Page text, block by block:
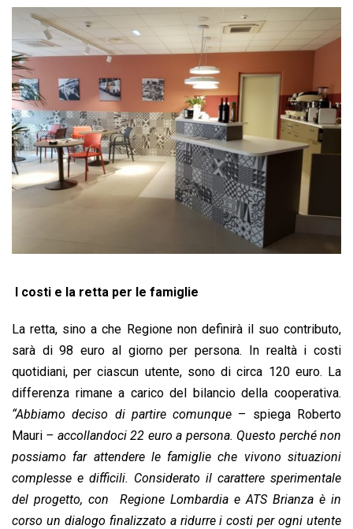
I costi e la retta per le famiglie
La retta, sino a che Regione non definirà il suo contributo,
sarà di 98 euro al giorno per persona. In realtà i costi
quotidiani, per ciascun utente, sono di circa 120 euro. La
differenza rimane a carico del bilancio della cooperativa.
“Abbiamo deciso di partire comunque – spiega Roberto
Mauri – accollandoci 22 euro a persona. Questo perché non
possiamo far attendere le famiglie che vivono situazioni
complesse e difficili. Considerato il carattere sperimentale
del progetto, con Regione Lombardia e ATS Brianza è in
corso un dialogo finalizzato a ridurre i costi per ogni utente